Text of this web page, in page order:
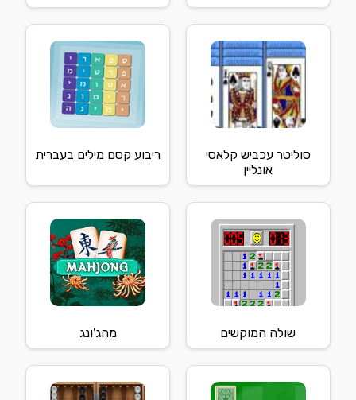
סוליטר עכביש קלאסי
אונליין
ריבוע קסם מילים בעברית
שולה המוקשים מהג'ונג